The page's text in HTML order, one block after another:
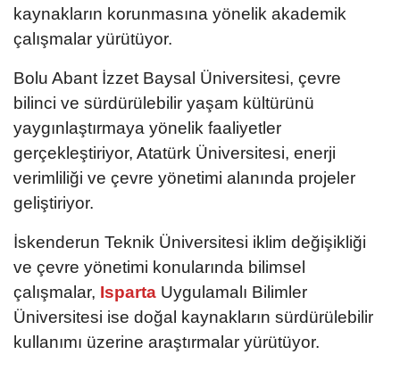
kaynakların korunmasına yönelik akademik
çalışmalar yürütüyor.
Bolu Abant İzzet Baysal Üniversitesi, çevre
bilinci ve sürdürülebilir yaşam kültürünü
yaygınlaştırmaya yönelik faaliyetler
gerçekleştiriyor, Atatürk Üniversitesi, enerji
verimliliği ve çevre yönetimi alanında projeler
geliştiriyor.
İskenderun Teknik Üniversitesi iklim değişikliği
ve çevre yönetimi konularında bilimsel
çalışmalar, Isparta Uygulamalı Bilimler
Üniversitesi ise doğal kaynakların sürdürülebilir
kullanımı üzerine araştırmalar yürütüyor.